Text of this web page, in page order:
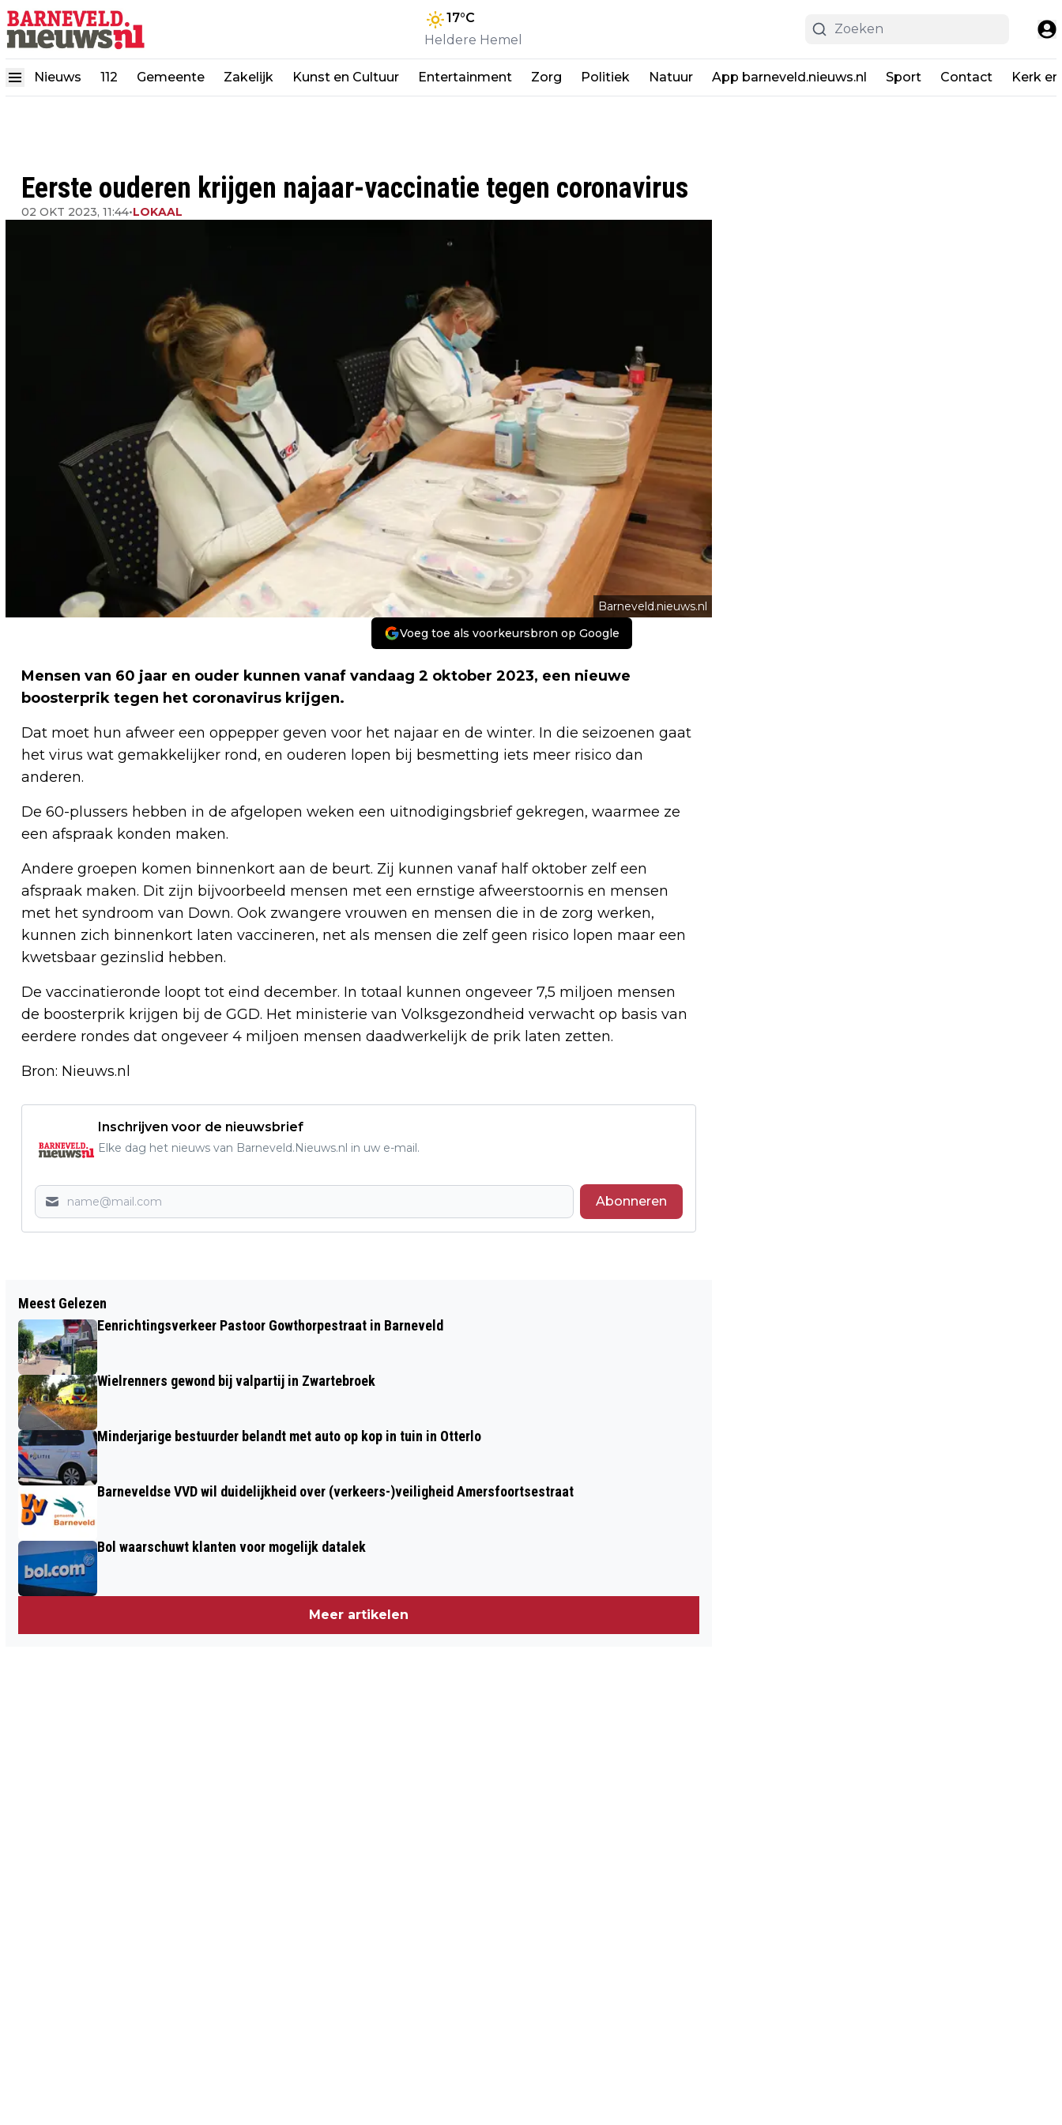
17°C
Heldere Hemel
Nieuws 112 Gemeente Zakelijk Kunst en Cultuur Entertainment Zorg Politiek Natuur App barneveld.nieuws.nl Sport Contact Kerk
Eerste ouderen krijgen najaar-vaccinatie tegen coronavirus
02 OKT 2023, 11:44•LOKAAL
Barneveld.nieuws.nl
Voeg toe als voorkeursbron op Google
Mensen van 60 jaar en ouder kunnen vanaf vandaag 2 oktober 2023, een nieuwe
boosterprik tegen het coronavirus krijgen.
Dat moet hun afweer een oppepper geven voor het najaar en de winter. In die seizoenen gaat
het virus wat gemakkelijker rond, en ouderen lopen bij besmetting iets meer risico dan
anderen.
De 60-plussers hebben in de afgelopen weken een uitnodigingsbrief gekregen, waarmee ze
een afspraak konden maken.
Andere groepen komen binnenkort aan de beurt. Zij kunnen vanaf half oktober zelf een
afspraak maken. Dit zijn bijvoorbeeld mensen met een ernstige afweerstoornis en mensen
met het syndroom van Down. Ook zwangere vrouwen en mensen die in de zorg werken,
kunnen zich binnenkort laten vaccineren, net als mensen die zelf geen risico lopen maar een
kwetsbaar gezinslid hebben.
De vaccinatieronde loopt tot eind december. In totaal kunnen ongeveer 7,5 miljoen mensen
de boosterprik krijgen bij de GGD. Het ministerie van Volksgezondheid verwacht op basis van
eerdere rondes dat ongeveer 4 miljoen mensen daadwerkelijk de prik laten zetten.
Bron: Nieuws.nl
Inschrijven voor de nieuwsbrief
Elke dag het nieuws van Barneveld.Nieuws.nl in uw e-mail.
Abonneren
ZATERDAG 7 OKTOBER
Meest Gelezen
Eenrichtingsverkeer Pastoor Gowthorpestraat in Barneveld
Wielrenners gewond bij valpartij in Zwartebroek
Minderjarige bestuurder belandt met auto op kop in tuin in Otterlo
Barneveldse VVD wil duidelijkheid over (verkeers-)veiligheid Amersfoortsestraat
Bol waarschuwt klanten voor mogelijk datalek
Meer artikelen